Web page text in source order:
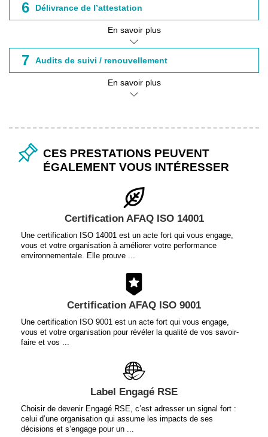
6 Délivrance de l’attestation
En savoir plus
7 Audits de suivi / renouvellement
En savoir plus
CES PRESTATIONS PEUVENT
ÉGALEMENT VOUS INTÉRESSER
Certification AFAQ ISO 14001
Une certification ISO 14001 est un acte fort qui vous engage,
vous et votre organisation à améliorer votre performance
environnementale. Elle prouve ...
Certification AFAQ ISO 9001
Une certification ISO 9001 est un acte fort qui vous engage,
vous et votre organisation pour révéler la qualité de vos savoir-
faire et vos ...
Label Engagé RSE
Choisir de devenir Engagé RSE, c’est adresser un signal fort :
celui d’une organisation qui assume les impacts de ses
décisions et s’engage pour un ...